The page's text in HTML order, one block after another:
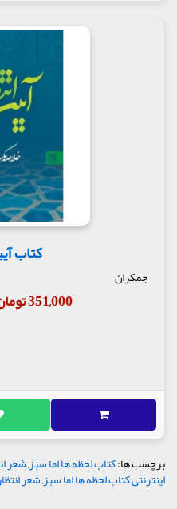
کتاب
جمکران
351,000 تومان
برچسب ها:کتاب لحظه ها اما سبز,شعر
اینترنتی کتاب لحظه ها اما سبز,شعر